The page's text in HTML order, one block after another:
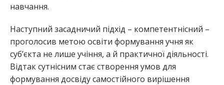
навчання.
Наступний засадничий підхід – компетентнісний –
проголосив метою освіти формування учня як
суб’єкта не лише учіння, а й практичної діяльності.
Відтак сутнісним стає створення умов для
формування досвіду самостійного вирішення